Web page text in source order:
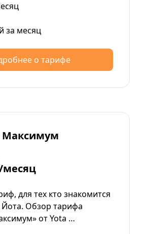
за месяц
о тарифе
месяц
для тех кто знакомится
Обзор тарифа
от Yota …